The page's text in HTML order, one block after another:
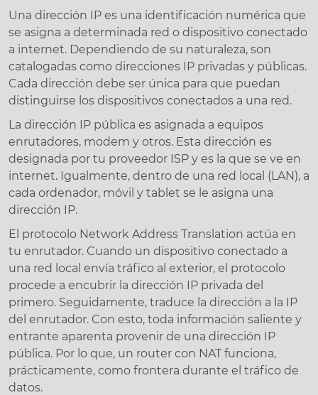
Una dirección IP es una identificación numérica que
se asigna a determinada red o dispositivo conectado
a internet. Dependiendo de su naturaleza, son
catalogadas como direcciones IP privadas y públicas.
Cada dirección debe ser única para que puedan
distinguirse los dispositivos conectados a una red.
La dirección IP pública es asignada a equipos
enrutadores, modem y otros. Esta dirección es
designada por tu proveedor ISP y es la que se ve en
internet. Igualmente, dentro de una red local (LAN), a
cada ordenador, móvil y tablet se le asigna una
dirección IP.
El protocolo Network Address Translation actúa en
tu enrutador. Cuando un dispositivo conectado a
una red local envía tráfico al exterior, el protocolo
procede a encubrir la dirección IP privada del
primero. Seguidamente, traduce la dirección a la IP
del enrutador. Con esto, toda información saliente y
entrante aparenta provenir de una dirección IP
pública. Por lo que, un router con NAT funciona,
prácticamente, como frontera durante el tráfico de
datos.